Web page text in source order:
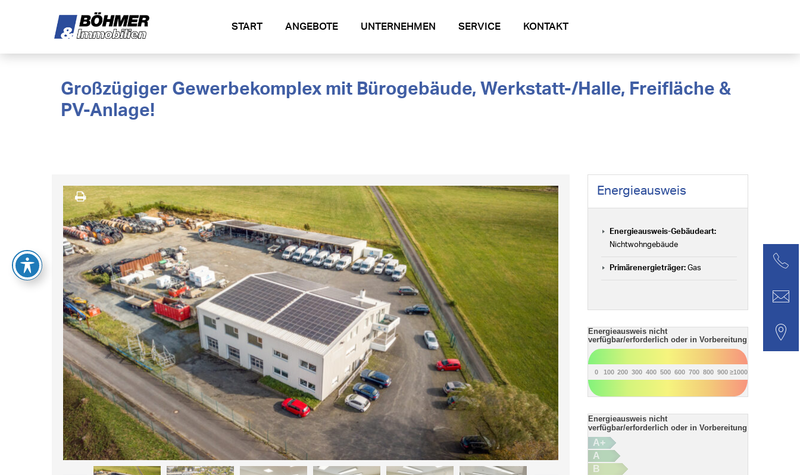
START ANGEBOTE UNTERNEHMEN SERVICE KONTAKT
Energieausweis
Energieausweis-Gebäudeart:
Nichtwohngebäude
Primärenergieträger: Gas
Energieausweis nicht
verfügbar/erforderlich oder in Vorbereitung
0 100 200 300 400 500 600 700 800 900 ≥1000
Energieausweis nicht
verfügbar/erforderlich oder in Vorbereitung
A+
A
B